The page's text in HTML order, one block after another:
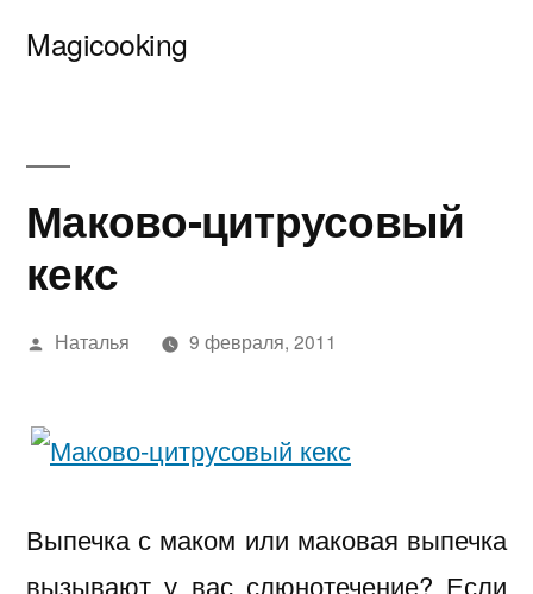
Magicooking
Маково-цитрусовый
кекс
Написано
Наталья 9 февраля, 2011
Выпечка с маком или маковая выпечка
вызывают у вас слюнотечение? Если